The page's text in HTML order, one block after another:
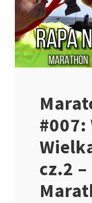
#007:
cz.2